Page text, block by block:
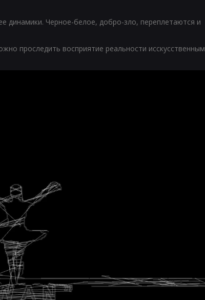
динамики. Черное-белое, добро-зло, переплетаются и
проследить восприятие реальности исскусственным